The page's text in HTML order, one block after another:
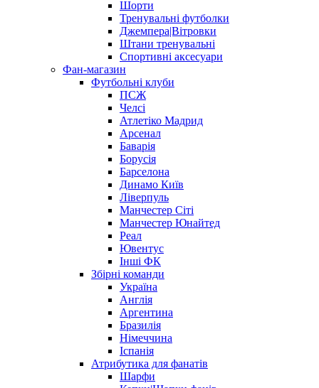
Шорти
Тренувальні футболки
Джемпера|Вітровки
Штани тренувальні
Спортивні аксесуари
Фан-магазин
Футбольні клуби
ПСЖ
Челсі
Атлетіко Мадрид
Арсенал
Баварія
Борусія
Барселона
Динамо Київ
Ліверпуль
Манчестер Сіті
Манчестер Юнайтед
Реал
Ювентус
Інші ФК
Збірні команди
Україна
Англія
Аргентина
Бразилія
Німеччина
Іспанія
Атрибутика для фанатів
Шарфи